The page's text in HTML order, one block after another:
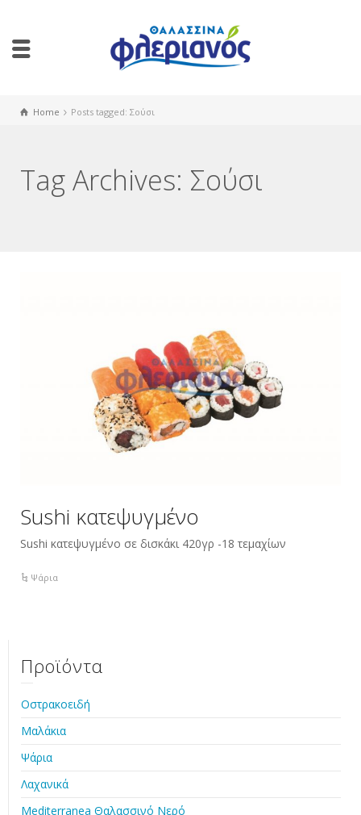
Home Posts tagged: Σούσι
Tag Archives: Σούσι
Sushi κατεψυγμένο
Sushi κατεψυγμένο σε δισκάκι 420γρ -18 τεμαχίων
Ψάρια
Προϊόντα
Οστρακοειδή
Μαλάκια
Ψάρια
Λαχανικά
Mediterranea Θαλασσινό Νερό